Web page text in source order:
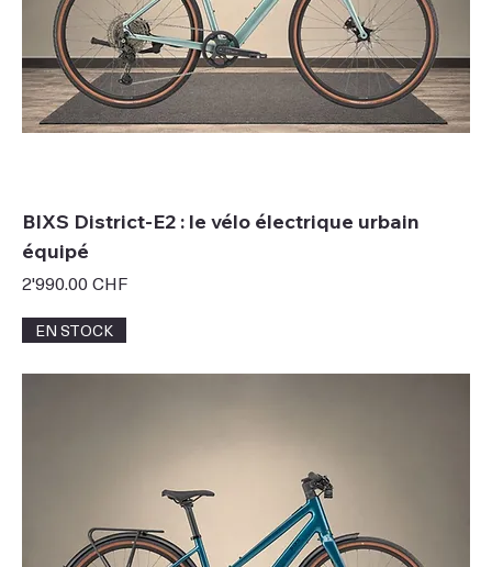
BIXS District-E2 : le vélo électrique urbain
équipé
Prix
2'990.00 CHF
EN STOCK